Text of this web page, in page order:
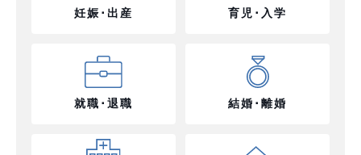
妊娠･出産 育児･入学
就職･退職 結婚･離婚